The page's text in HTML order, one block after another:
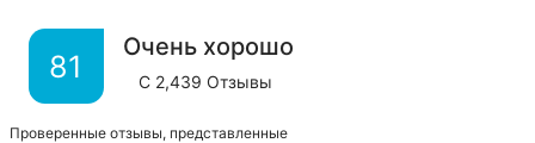
81
Очень хорошо
С 2,439 Отзывы
Проверенные отзывы, представленные